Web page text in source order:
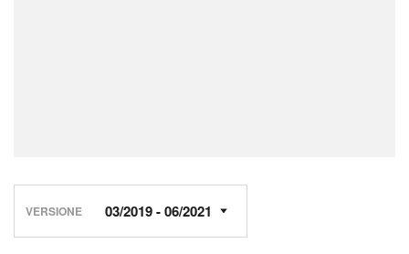
VERSIONE